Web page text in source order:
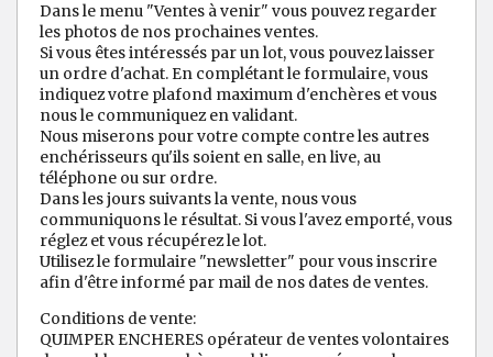
Dans le menu "Ventes à venir" vous pouvez regarder
les photos de nos prochaines ventes.
Si vous êtes intéressés par un lot, vous pouvez laisser
un ordre d'achat. En complétant le formulaire, vous
indiquez votre plafond maximum d'enchères et vous
nous le communiquez en validant.
Nous miserons pour votre compte contre les autres
enchérisseurs qu'ils soient en salle, en live, au
téléphone ou sur ordre.
Dans les jours suivants la vente, nous vous
communiquons le résultat. Si vous l'avez emporté, vous
réglez et vous récupérez le lot.
Utilisez le formulaire "newsletter" pour vous inscrire
afin d'être informé par mail de nos dates de ventes.
Conditions de vente:
QUIMPER ENCHERES opérateur de ventes volontaires